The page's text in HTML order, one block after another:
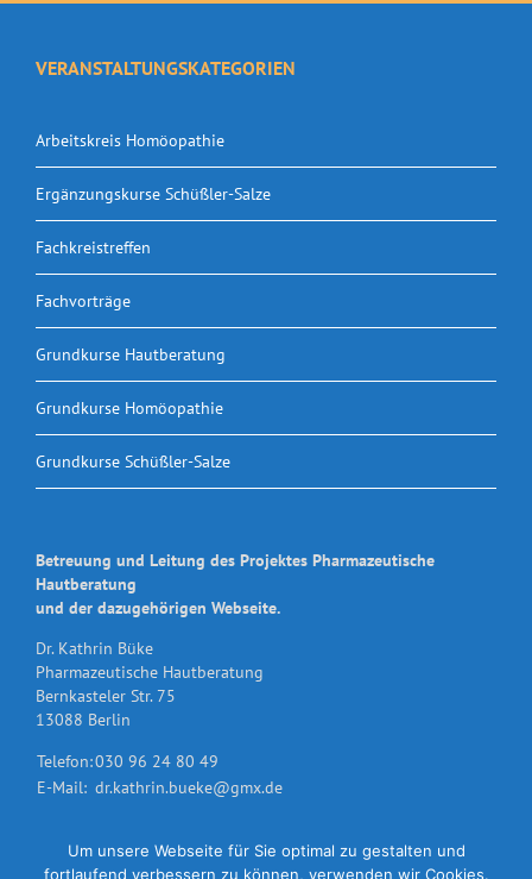
VERANSTALTUNGSKATEGORIEN
Arbeitskreis Homöopathie
Ergänzungskurse Schüßler-Salze
Fachkreistreffen
Fachvorträge
Grundkurse Hautberatung
Grundkurse Homöopathie
Grundkurse Schüßler-Salze
Betreuung und Leitung des Projektes Pharmazeutische
Hautberatung
und der dazugehörigen Webseite.
Dr. Kathrin Büke
Pharmazeutische Hautberatung
Bernkasteler Str. 75
13088 Berlin
Telefon:030 96 24 80 49
E-Mail: dr.kathrin.bueke@gmx.de
Um unsere Webseite für Sie optimal zu gestalten und
fortlaufend verbessern zu können, verwenden wir Cookies.